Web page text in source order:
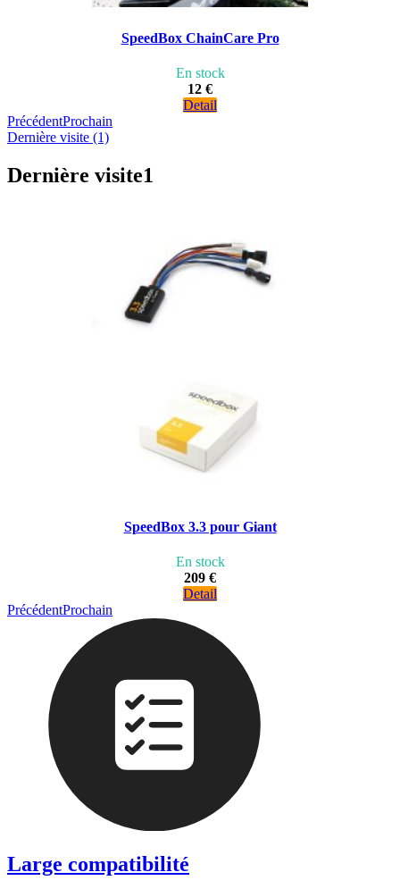
SpeedBox ChainCare Pro
En stock
12 €
Detail
PrécédentProchain
Dernière visite (1)
Dernière visite1
SpeedBox 3.3 pour Giant
En stock
209 €
Detail
PrécédentProchain
Large compatibilité